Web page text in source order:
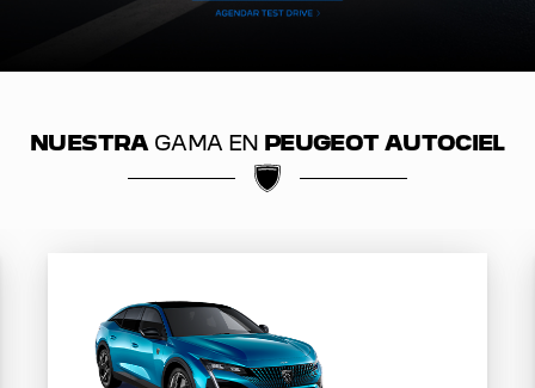
NUESTRA GAMA EN PEUGEOT AUTOCIEL